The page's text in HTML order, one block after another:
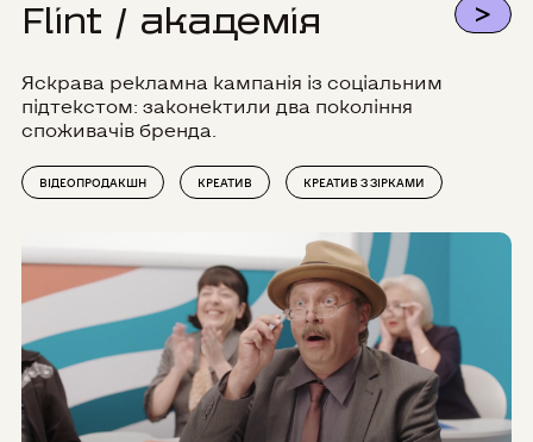
>
Flint / академія
Яскрава рекламна кампанія із соціальним
підтекстом: законектили два покоління
споживачів бренда.
ВІДЕОПРОДАКШН КРЕАТИВ КРЕАТИВ З ЗІРКАМИ